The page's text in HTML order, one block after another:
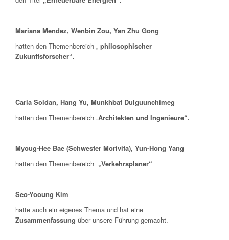
Mariana Mendez, Wenbin Zou, Yan Zhu Gong
hatten den Themenbereich „ philosophischer
Zukunftsforscher“.
Carla Soldan, Hang Yu, Munkhbat Dulguunchimeg
hatten den Themenbereich „Architekten und Ingenieure“.
Myoug-Hee Bae (Schwester Morivita), Yun-Hong Yang
hatten den Themenbereich „Verkehrsplaner“
Seo-Yooung Kim
hatte auch ein eigenes Thema und hat eine
Zusammenfassung über unsere Führung gemacht.